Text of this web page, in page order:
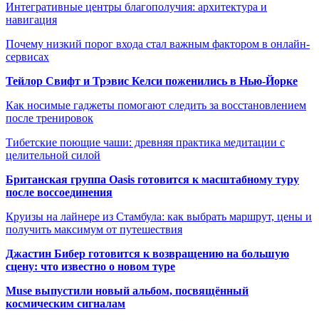
Интегративные центры благополучия: архитектура и
навигация
Почему низкий порог входа стал важным фактором в онлайн-
сервисах
Тейлор Свифт и Трэвис Келси поженились в Нью-Йорке
Как носимые гаджеты помогают следить за восстановлением
после тренировок
Тибетские поющие чаши: древняя практика медитации с
целительной силой
Британская группа Oasis готовится к масштабному туру
после воссоединения
Круизы на лайнере из Стамбула: как выбрать маршрут, цены и
получить максимум от путешествия
Джастин Бибер готовится к возвращению на большую
сцену: что известно о новом туре
Muse выпустили новый альбом, посвящённый
космическим сигналам